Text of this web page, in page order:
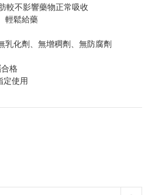
較不影響藥物正常吸收
輕鬆給藥
乳化劑、無增稠劑、無防腐劑
格
定使用